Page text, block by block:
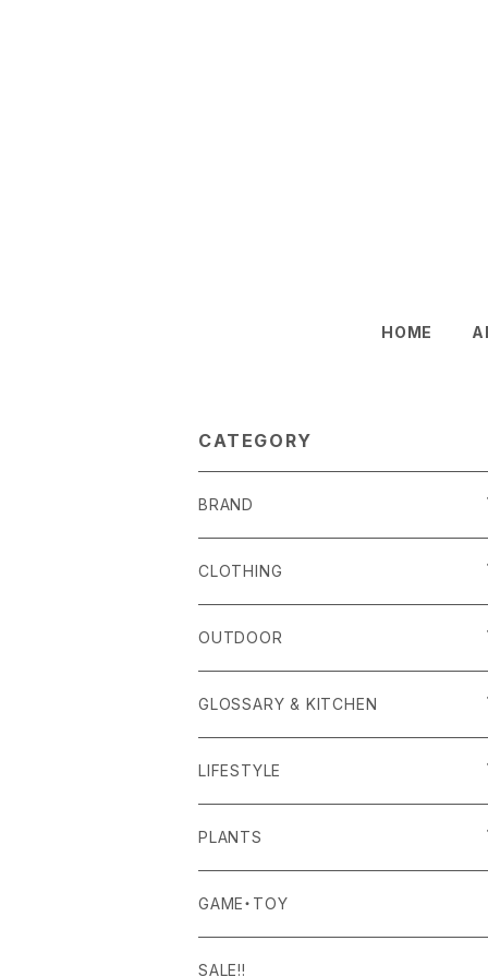
HOME
CATEGORY
BRAND
alls
Amina Collection
APOTHEKE FRAGRANCE
BAICYCLON
BISQUE
Curry Mason
Detail
CLOTHING
OUTER
TOPS
BOTTOMS
ROOM WEAR
SHOES
HAT・CAP
OUTDOOR
CARRYING GOODS
LIGHTING
MILITARY GOODS
NITE IZE
S-BBINER
RGM
GLOSSARY & KITCHEN
FOOD
DRINK
KITCHEN GOODS
TABLEWARE
LIFESTYLE
ALOMA
ART PIECE
BODY & SKIN CARE
PLANTS
POTTED PLANTS
TERRARIUM
GAME・TOY
SALE!!